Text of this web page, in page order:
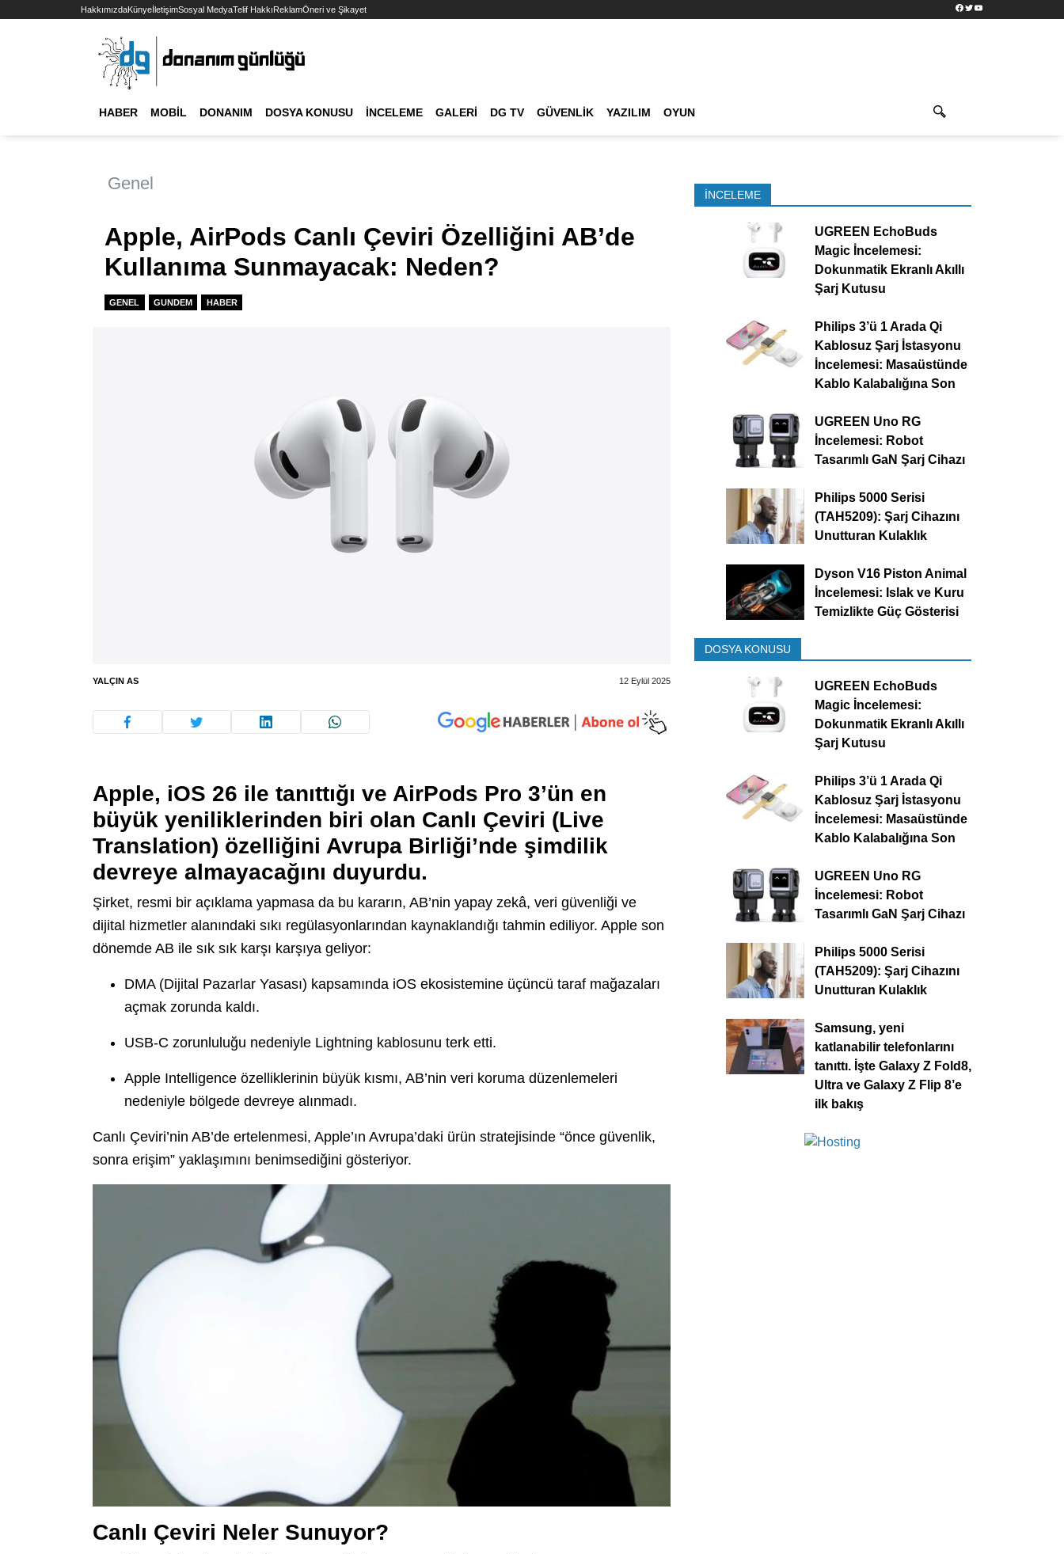
HakkımızdaKünyeİletişimSosyal MedyaTelif HakkıReklamÖneri ve Şikayet Facebook
TwitterYouTube
HABER MOBIL DONANIM DOSYA KONUSU İNCELEME GALERI DG TV GÜVENLIK YAZILIM OYUN
Genel
Apple, AirPods Canlı Çeviri Özelliğini AB’de
Kullanıma Sunmayacak: Neden?
GENEL GUNDEM HABER
YALÇIN AS 12 Eylül 2025
Apple, iOS 26 ile tanıttığı ve AirPods Pro 3’ün en
büyük yeniliklerinden biri olan Canlı Çeviri (Live
Translation) özelliğini Avrupa Birliği’nde şimdilik
devreye almayacağını duyurdu.
Şirket, resmi bir açıklama yapmasa da bu kararın, AB’nin yapay zekâ, veri güvenliği ve
dijital hizmetler alanındaki sıkı regülasyonlarından kaynaklandığı tahmin ediliyor. Apple son
dönemde AB ile sık sık karşı karşıya geliyor:
DMA (Dijital Pazarlar Yasası) kapsamında iOS ekosistemine üçüncü taraf mağazaları
açmak zorunda kaldı.
USB-C zorunluluğu nedeniyle Lightning kablosunu terk etti.
Apple Intelligence özelliklerinin büyük kısmı, AB’nin veri koruma düzenlemeleri
nedeniyle bölgede devreye alınmadı.
Canlı Çeviri’nin AB’de ertelenmesi, Apple’ın Avrupa’daki ürün stratejisinde “önce güvenlik,
sonra erişim” yaklaşımını benimsediğini gösteriyor.
Canlı Çeviri Neler Sunuyor?
İNCELEME
UGREEN EchoBuds
Magic İncelemesi:
Dokunmatik Ekranlı Akıllı
Şarj Kutusu
Philips 3’ü 1 Arada Qi
Kablosuz Şarj İstasyonu
İncelemesi: Masaüstünde
Kablo Kalabalığına Son
UGREEN Uno RG
İncelemesi: Robot
Tasarımlı GaN Şarj Cihazı
Philips 5000 Serisi
(TAH5209): Şarj Cihazını
Unutturan Kulaklık
Dyson V16 Piston Animal
İncelemesi: Islak ve Kuru
Temizlikte Güç Gösterisi
DOSYA KONUSU
UGREEN EchoBuds
Magic İncelemesi:
Dokunmatik Ekranlı Akıllı
Şarj Kutusu
Philips 3’ü 1 Arada Qi
Kablosuz Şarj İstasyonu
İncelemesi: Masaüstünde
Kablo Kalabalığına Son
UGREEN Uno RG
İncelemesi: Robot
Tasarımlı GaN Şarj Cihazı
Philips 5000 Serisi
(TAH5209): Şarj Cihazını
Unutturan Kulaklık
Samsung, yeni
katlanabilir telefonlarını
tanıttı. İşte Galaxy Z Fold8,
Ultra ve Galaxy Z Flip 8’e
ilk bakış